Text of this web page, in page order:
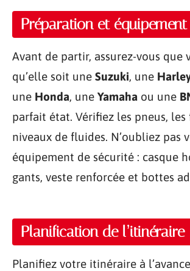
Préparation et équipement
Avant de partir, assurez-vous que
qu’elle soit une Suzuki, une
une Honda, une Yamaha ou une
parfait état. Vérifiez les pneus, les
niveaux de fluides. N’oubliez pas
équipement de sécurité : casque
gants, veste renforcée et bottes
Planification de l’itinéraire
Planifiez votre itinéraire à